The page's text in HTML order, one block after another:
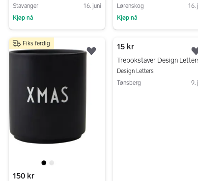
Stavanger
16. juni
Kjøp nå
Lørenskog
16.
Kjøp nå
150 kr
Fiks ferdig
Legg til som favoritt.
15 kr
Trebokstaver Design
Design Letters
Tønsberg
9.